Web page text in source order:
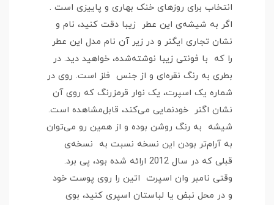
انتخاب برای روزهای خنک بهاری و پاییزی است .
اگر به شیشه‌ی این عطر زیبا دقت کنید، نام و
نشان تجاری ایگنر و در زیر آن نام مدل این عطر
را که با فونتی زیبا نوشته‌شده، خواهید دید. در
بطری به رنگ نقره‌ای و از جنس فلز است. روی در
شماره یک اسپرت، یک نوار قرمزرنگ که روی آن
نشان اگنر خودنمایی می‌کند، قابل‌مشاهده است.
شیشه به رنگ روشن بوده و از همین رو می‌توان
به آرام‌تر بودن این نسخه نسبت به نسخه‌ی
قبلی که در سال 2012 ارائه شده بود، پی برد.
وقتی نامبر وان اسپرت اتین را روی پوست خود
و در محل نبض یا لباستان اسپری کنید، بوی